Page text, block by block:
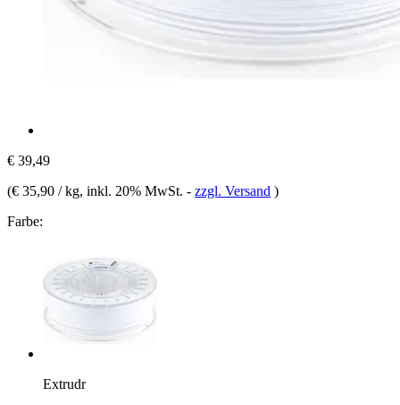
€ 39,49
(€ 35,90 / kg, inkl. 20% MwSt. - zzgl. Versand )
Farbe:
Extrudr